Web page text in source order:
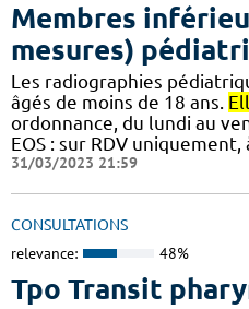
Membres
mesures)
Les radiographies
âgés de moins de 18 ans.
ordonnance, du lundi au
EOS : sur RDV
31/03/2023 21:59
CONSULTATIONS
relevance: 48%
Tpo Transit